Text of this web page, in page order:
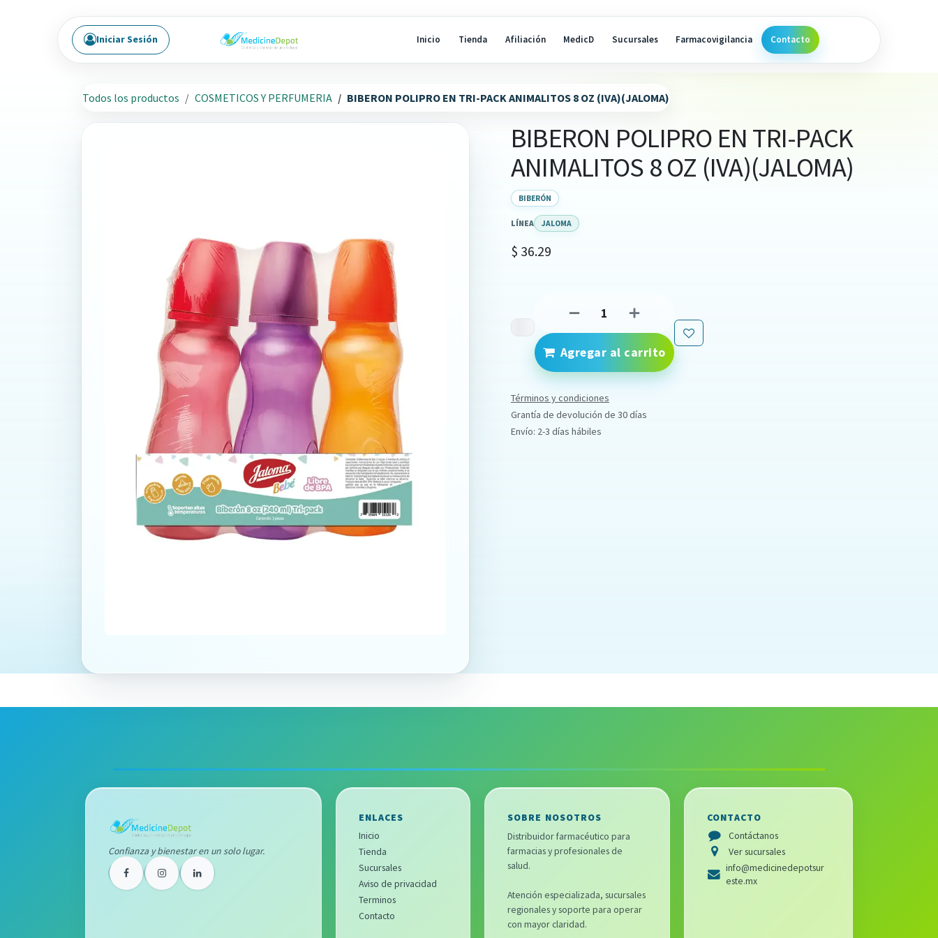
Inicio Tienda Afiliación MedicD Sucursales Farmacovigilancia Contacto
Iniciar Sesión
Todos los productos COSMETICOS Y PERFUMERIA BIBERON POLIPRO EN TRI-PACK ANIMALITOS 8 OZ (IVA)(JALOMA)
BIBERON POLIPRO EN TRI-PACK
ANIMALITOS 8 OZ (IVA)(JALOMA)
BIBERÓN
LÍNEA JALOMA
$ 36.29
Agregar al carrito
Términos y condiciones
Grantía de devolución de 30 días
Envío: 2-3 días hábiles
Confianza y bienestar en un solo lugar.
ENLACES
Inicio
Tienda
Sucursales
Aviso de privacidad
Terminos
Contacto
SOBRE NOSOTROS
Distribuidor farmacéutico para
farmacias y profesionales de
salud.
Atención especializada, sucursales
regionales y soporte para operar
con mayor claridad.
CONTACTO
Contáctanos
Ver sucursales
info@medicinedepotsur
este.mx